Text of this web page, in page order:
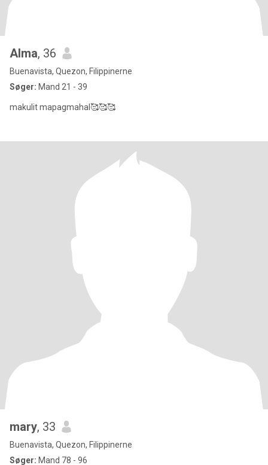
Alma, 36
Buenavista, Quezon, Filippinerne
Søger: Mand 21 - 39
makulit mapagmahal🥰🥰🥰
mary, 33
Buenavista, Quezon, Filippinerne
Søger: Mand 78 - 96